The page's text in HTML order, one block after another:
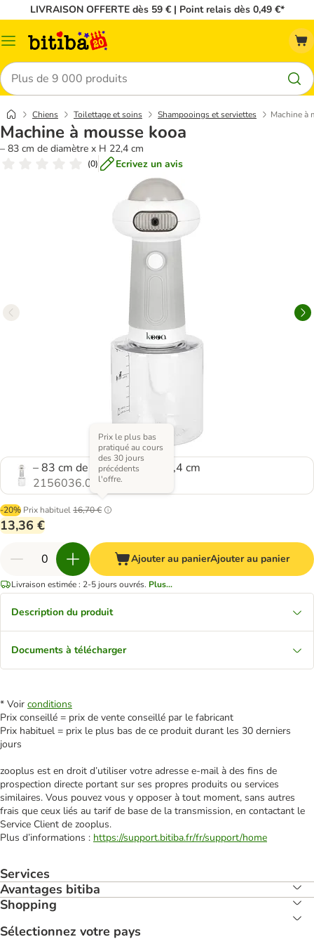
LIVRAISON OFFERTE dès 59 € | Point relais dès 0,49 €*
Menu
Rechercher
Chiens Toilettage et soins Shampooings et serviettes Machine à
Machine à mousse kooa
– 83 cm de diamètre x H 22,4 cm
(0) Ecrivez un avis
– 83 cm de diamètre x H 22,4 cm
2156036.0
-20% Prix habituel16,70 €
Prix le plus bas
pratiqué au cours
des 30 jours
précédents
l'offre.
13,36 €
Ajouter au panierAjouter au panier
Livraison estimée : 2-5 jours ouvrés. Plus...
Description du produit
Documents à télécharger
* Voir conditions
Prix conseillé = prix de vente conseillé par le fabricant
Prix habituel = prix le plus bas de ce produit durant les 30 derniers
jours
zooplus est en droit d’utiliser votre adresse e‑mail à des fins de
prospection directe portant sur ses propres produits ou services
similaires. Vous pouvez vous y opposer à tout moment, sans autres
frais que ceux liés au tarif de base de la transmission, en contactant le
Service Client de zooplus.
Plus d’informations : https://support.bitiba.fr/fr/support/home
Services
Avantages bitiba
Shopping
Sélectionnez votre pays